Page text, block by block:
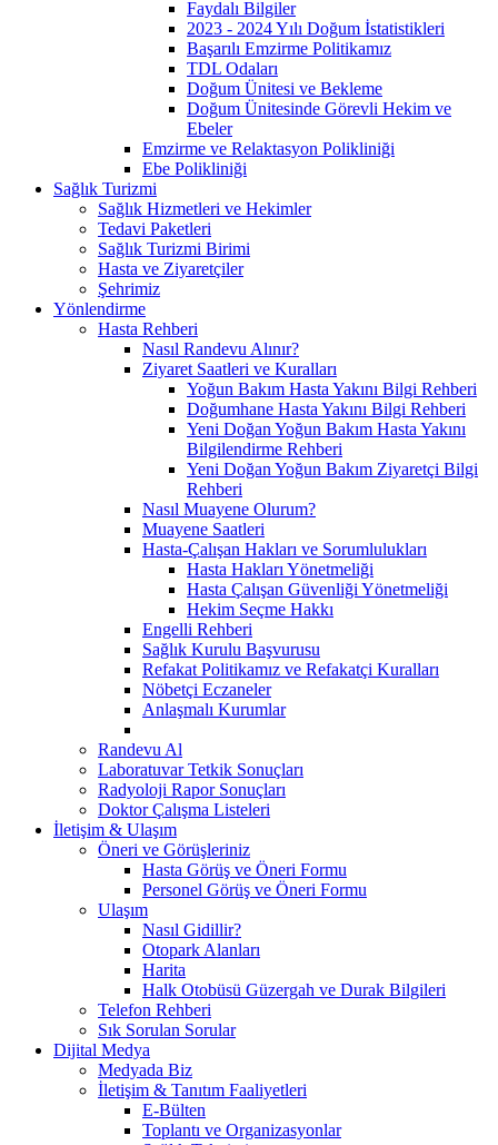
Faydalı Bilgiler
2023 - 2024 Yılı Doğum İstatistikleri
Başarılı Emzirme Politikamız
TDL Odaları
Doğum Ünitesi ve Bekleme
Doğum Ünitesinde Görevli Hekim ve
Ebeler
Emzirme ve Relaktasyon Polikliniği
Ebe Polikliniği
Sağlık Turizmi
Sağlık Hizmetleri ve Hekimler
Tedavi Paketleri
Sağlık Turizmi Birimi
Hasta ve Ziyaretçiler
Şehrimiz
Yönlendirme
Hasta Rehberi
Nasıl Randevu Alınır?
Ziyaret Saatleri ve Kuralları
Yoğun Bakım Hasta Yakını Bilgi Rehberi
Doğumhane Hasta Yakını Bilgi Rehberi
Yeni Doğan Yoğun Bakım Hasta Yakını
Bilgilendirme Rehberi
Yeni Doğan Yoğun Bakım Ziyaretçi Bilgi
Rehberi
Nasıl Muayene Olurum?
Muayene Saatleri
Hasta-Çalışan Hakları ve Sorumlulukları
Hasta Hakları Yönetmeliği
Hasta Çalışan Güvenliği Yönetmeliği
Hekim Seçme Hakkı
Engelli Rehberi
Sağlık Kurulu Başvurusu
Refakat Politikamız ve Refakatçi Kuralları
Nöbetçi Eczaneler
Anlaşmalı Kurumlar
Randevu Al
Laboratuvar Tetkik Sonuçları
Radyoloji Rapor Sonuçları
Doktor Çalışma Listeleri
İletişim & Ulaşım
Öneri ve Görüşleriniz
Hasta Görüş ve Öneri Formu
Personel Görüş ve Öneri Formu
Ulaşım
Nasıl Gidillir?
Otopark Alanları
Harita
Halk Otobüsü Güzergah ve Durak Bilgileri
Telefon Rehberi
Sık Sorulan Sorular
Dijital Medya
Medyada Biz
İletişim & Tanıtım Faaliyetleri
E-Bülten
Toplantı ve Organizasyonlar